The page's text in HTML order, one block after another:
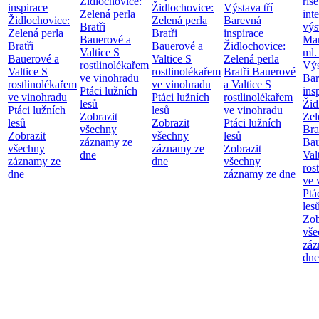
inspirace
Židlochovice:
Zelená perla
Bratři
Bauerové a
Valtice S
rostlinolékařem
ve vinohradu
Ptáci lužních
lesů
Zobrazit
všechny
záznamy ze
dne
Zelená perla
Bratři
Bauerové a
Valtice S
rostlinolékařem
ve vinohradu
Ptáci lužních
lesů
Zobrazit
všechny
záznamy ze
dne
Židlochovice:
Zelená perla
Bratři
Bauerové a
Valtice S
rostlinolékařem
ve vinohradu
Ptáci lužních
lesů
Zobrazit
všechny
záznamy ze
dne
Výstava tří
Barevná
inspirace
Židlochovice:
Zelená perla
Bratři Bauerové
a Valtice S
rostlinolékařem
ve vinohradu
Ptáci lužních
lesů
Zobrazit
všechny
záznamy ze dne
ml.
ve
dne